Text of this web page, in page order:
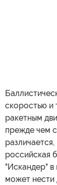
скоростью и
ракетным
прежде чем
российская
"Искандер" в
может нести